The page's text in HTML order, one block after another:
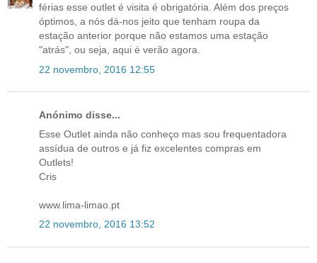
férias esse outlet é visita é obrigatória. Além dos preços
óptimos, a nós dá-nos jeito que tenham roupa da
estação anterior porque não estamos uma estação
"atrás", ou seja, aqui é verão agora.
22 novembro, 2016 12:55
Anónimo disse...
Esse Outlet ainda não conheço mas sou frequentadora
assídua de outros e já fiz excelentes compras em
Outlets!
Cris
www.lima-limao.pt
22 novembro, 2016 13:52